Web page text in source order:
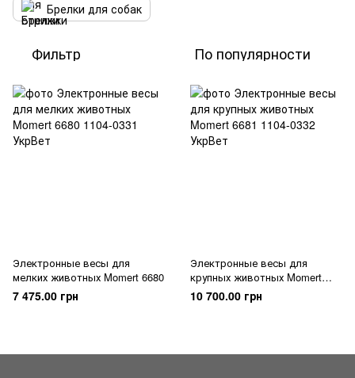
Брелки для собак
Фильтр По популярности
Электронные весы для
мелких животных Momert 6680
7 475.00 грн
Электронные весы для
крупных животных Momert
6681
10 700.00 грн